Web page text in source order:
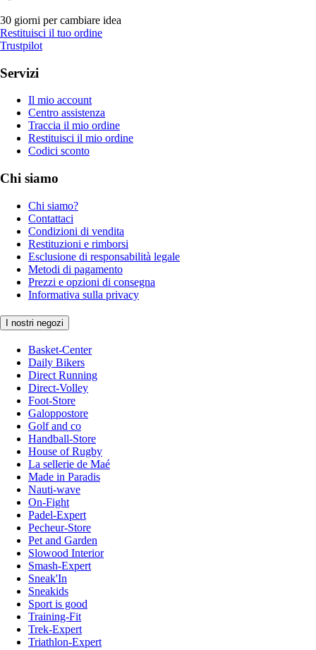
30 giorni per cambiare idea
Restituisci il tuo ordine
Trustpilot
Servizi
Il mio account
Centro assistenza
Traccia il mio ordine
Restituisci il mio ordine
Codici sconto
Chi siamo
Chi siamo?
Contattaci
Condizioni di vendita
Restituzioni e rimborsi
Esclusione di responsabilità legale
Metodi di pagamento
Prezzi e opzioni di consegna
Informativa sulla privacy
I nostri negozi
Basket-Center
Daily Bikers
Direct Running
Direct-Volley
Foot-Store
Galoppostore
Golf and co
Handball-Store
House of Rugby
La sellerie de Maé
Made in Paradis
Nauti-wave
On-Fight
Padel-Expert
Pecheur-Store
Pet and Garden
Slowood Interior
Smash-Expert
Sneak'In
Sneakids
Sport is good
Training-Fit
Trek-Expert
Triathlon-Expert